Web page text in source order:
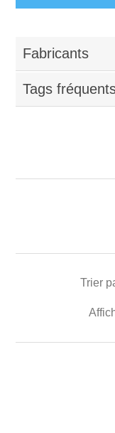
Fabricants
Tags
Trier